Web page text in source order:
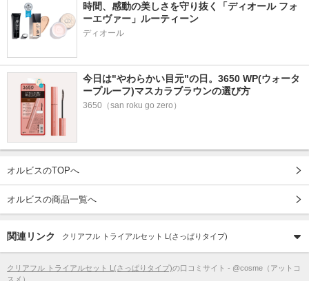
時間、感動の美しさを守り抜く「ディオール フォ
ーエヴァー」ルーティーン
ディオール
今日は"やわらかい目元"の日。3650 WP(ウォータ
ープルーフ)マスカラブラウンの選び方
3650（san roku go zero）
オルビスのTOPへ
オルビスの商品一覧へ
関連リンク クリアフル トライアルセット L(さっぱりタイプ)
クリアフル トライアルセット L(さっぱりタイプ)の口コミサイト - @cosme（アットコ
スメ）